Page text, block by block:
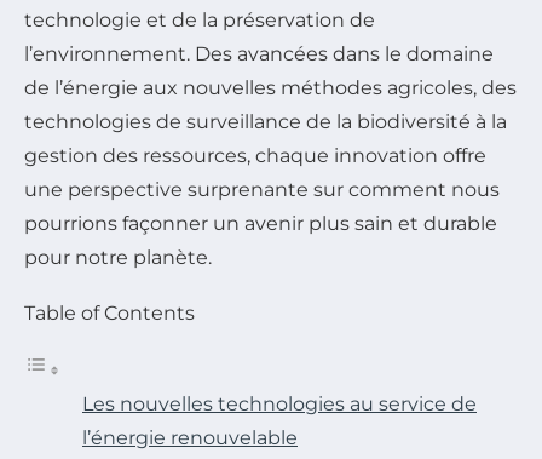
technologie et de la préservation de
l’environnement. Des avancées dans le domaine
de l’énergie aux nouvelles méthodes agricoles, des
technologies de surveillance de la biodiversité à la
gestion des ressources, chaque innovation offre
une perspective surprenante sur comment nous
pourrions façonner un avenir plus sain et durable
pour notre planète.
Table of Contents
Les nouvelles technologies au service de
l’énergie renouvelable